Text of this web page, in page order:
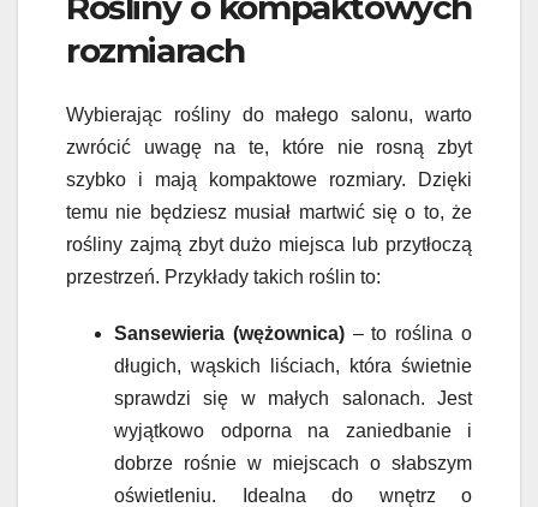
rozmiarach
Wybierając rośliny do małego salonu, warto
zwrócić uwagę na te, które nie rosną zbyt
szybko i mają kompaktowe rozmiary. Dzięki
temu nie będziesz musiał martwić się o to, że
rośliny zajmą zbyt dużo miejsca lub przytłoczą
przestrzeń. Przykłady takich roślin to:
Sansewieria (wężownica)– to roślina o
długich, wąskich liściach, która świetnie
sprawdzi się w małych salonach. Jest
wyjątkowo odporna na zaniedbanie i
dobrze rośnie w miejscach o słabszym
oświetleniu. Idealna do wnętrz o